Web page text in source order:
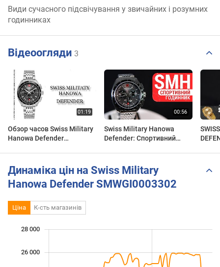
Види сучасного підсвічування у звичайних і розумних
годинниках
Відеоогляди 3
Обзор часов Swiss Military
Hanowa Defender
Swiss Military Hanowa
Defender: Спортивний
| Огляд
Динаміка цін на Swiss Military
Hanowa Defender SMWGI0003302
Ціна К-сть магазинів
26 000
28 000